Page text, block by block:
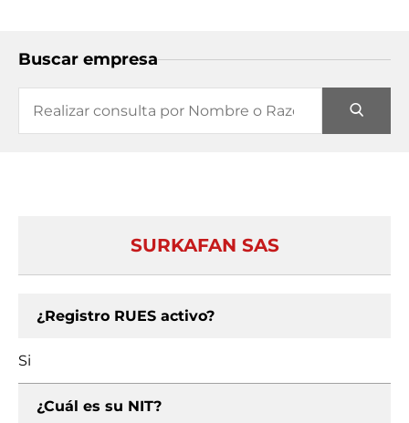
Buscar empresa
SURKAFAN SAS
¿Registro RUES activo?
Si
¿Cuál es su NIT?